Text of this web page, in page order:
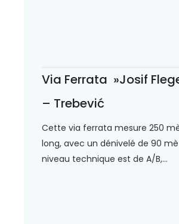
Via Ferrata »Josif
– Trebević
Cette via ferrata mesure 250
long, avec un dénivelé de 90
niveau technique est de A/B,...